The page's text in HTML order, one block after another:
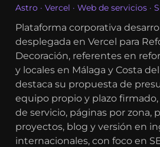
Astro · Vercel · Web de servicios ·
Plataforma corporativa
desplegada en Vercel para
Decoración, referentes en
y locales en Málaga y Costa
destaca su propuesta de
equipo propio y plazo
de servicio, páginas por zona,
proyectos, blog y versión en
internacionales, con foco en